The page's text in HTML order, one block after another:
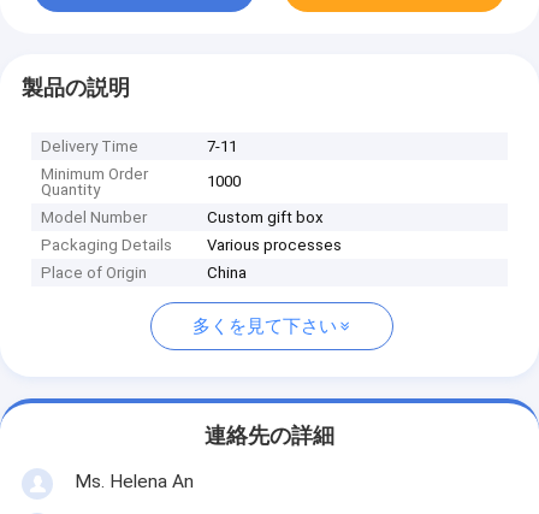
製品の説明
Delivery Time
7-11
Minimum Order
Quantity
1000
Model Number
Custom gift box
Packaging Details
Various processes
Place of Origin
China
多くを見て下さい
連絡先の詳細
Ms. Helena An